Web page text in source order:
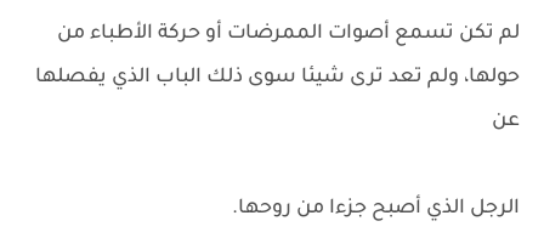
لم تكن تسمع أصوات الممرضات أو حركة الأطباء من
حولها، ولم تعد ترى شيئا سوى ذلك الباب الذي يفصلها
عن
الرجل الذي أصبح جزءا من روحها.